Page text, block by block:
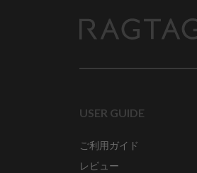
USER GUIDE
ご利用ガイド
レビュー